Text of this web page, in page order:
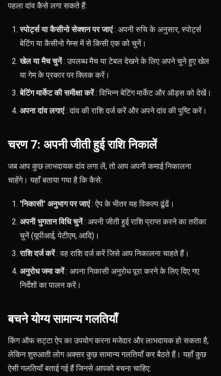
पहला दांव कैसे लगा सकते हैं:
स्पोर्ट्स या कैसीनो सेक्शन पर जाएं: अपनी रुचि के अनुसार, स्पोर्ट्स
बेटिंग या कैसीनो गेम्स में से किसी एक को चुनें।
खेल या मैच चुनें: उपलब्ध मैच या टेबल देखने के लिए अपने चुने हुए खेल
या गेम के प्रकार पर क्लिक करें।
बेटिंग मार्केट की समीक्षा करें: विभिन्न बेटिंग मार्केट और ऑड्स को देखें।
अपना दांव लगाएं: दांव की राशि दर्ज करें और अपने दांव की पुष्टि करें।
चरण 7: अपनी जीती हुई राशि निकालें
जब आप कुछ लाभदायक दांव लगा लें, तो आप अपनी कमाई निकालना
चाहेंगे। यहाँ बताया गया है कि कैसे:
'निकासी' अनुभाग पर जाएं: ऐप के भीतर यह विकल्प ढूंढें।
अपनी भुगतान विधि चुनें: अपनी जीती हुई राशि प्राप्त करने का तरीका
चुनें (यूपीआई, पेटीएम, आदि)।
राशि दर्ज करें: वह राशि दर्ज करें जिसे आप निकालना चाहते हैं।
अनुरोध जमा करें: अपना निकासी अनुरोध पूरा करने के लिए दिए गए
निर्देशों का पालन करें।
बचने योग्य सामान्य गलतियाँ
किंग ऑफ सट्टा ऐप का उपयोग करना मजेदार और लाभदायक हो सकता है,
लेकिन शुरुआती लोग अक्सर कुछ सामान्य गलतियाँ कर बैठते हैं। यहाँ कुछ
ऐसी गलतियाँ बताई गई हैं जिनसे आपको बचना चाहिए: